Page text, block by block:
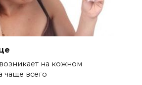
на кожном
чаще всего